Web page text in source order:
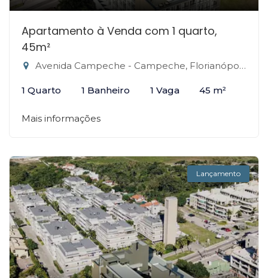
Apartamento à Venda com 1 quarto,
45m²
Avenida Campeche - Campeche, Florianópolis-SC
1 Quarto 1 Banheiro 1 Vaga 45 m²
Mais informações
Lançamento